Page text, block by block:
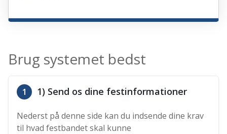
Brug systemet bedst
1 1) Send os dine festinformationer
Nederst på denne side kan du indsende dine krav
til hvad festbandet skal kunne